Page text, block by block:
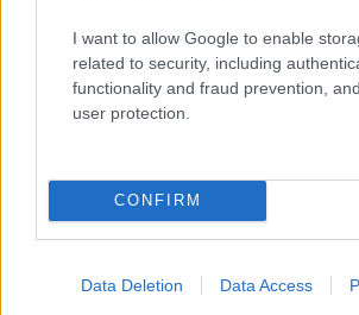
I want to allow Google to enable
related to security, including
functionality and fraud prevention,
user protection.
CONFIRM
Data Deletion Data Access